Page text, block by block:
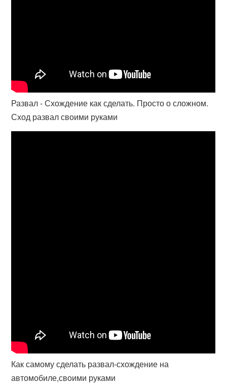
Развал - Схождение как сделать. Просто о сложном.
Сход развал своими руками
Как самому сделать развал-схождение на
автомобиле,своими руками